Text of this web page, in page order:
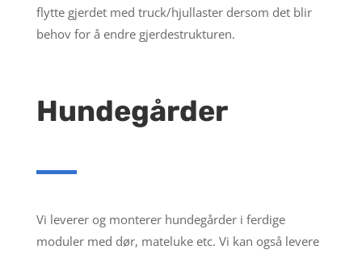
flytte gjerdet med truck/hjullaster dersom det blir
behov for å endre gjerdestrukturen.
Hundegårder
Vi leverer og monterer hundegårder i ferdige
moduler med dør, mateluke etc. Vi kan også levere